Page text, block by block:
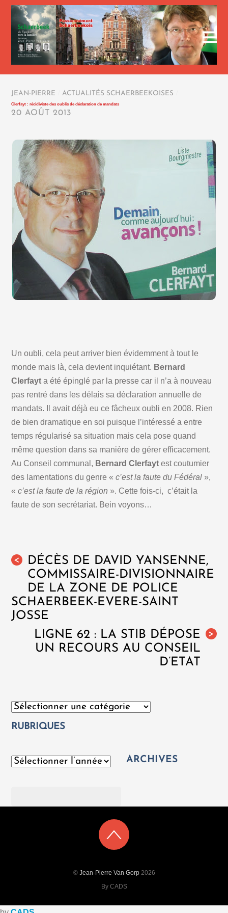
JEAN-PIERRE ACTUALITÉS SCHAERBEEKOISES
Clerfayt : récidiviste des oublis de déclaration de mandats
20 AOÛT 2013
Un oubli, cela peut arriver bien évidemment à tout le
monde mais là, cela devient inquiétant. Bernard
Clerfayt a été épinglé par la presse car il n’a à nouveau
pas rentré dans les délais sa déclaration annuelle de
mandats. Il avait déjà eu ce fâcheux oubli en 2008. Rien
de bien dramatique en soi puisque l’intéressé a entre
temps régularisé sa situation mais cela pose quand
même question dans sa manière de gérer efficacement.
Au Conseil communal, Bernard Clerfayt est coutumier
des lamentations du genre «c’est la faute du Fédéral »,
«c’est la faute de la région ». Cette fois-ci, c’était la
faute de son secrétariat. Bein voyons…
<
DÉCÈS DE DAVID YANSENNE,
COMMISSAIRE-DIVISIONNAIRE
DE LA ZONE DE POLICE
SCHAERBEEK-EVERE-SAINT
JOSSE
>
LIGNE 62 : LA STIB DÉPOSE
UN RECOURS AU CONSEIL
D’ETAT
Catégories
RUBRIQUES
Archives ARCHIVES
© Jean-Pierre Van Gorp2026
By CADS